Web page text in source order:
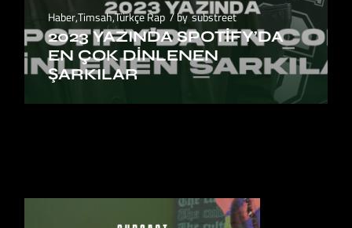
Haber,Timsah,Türkçe Rap by substreet
2023 YAZINDA SPOTIFY’DA
EN ÇOK DINLENEN
ŞARKILAR